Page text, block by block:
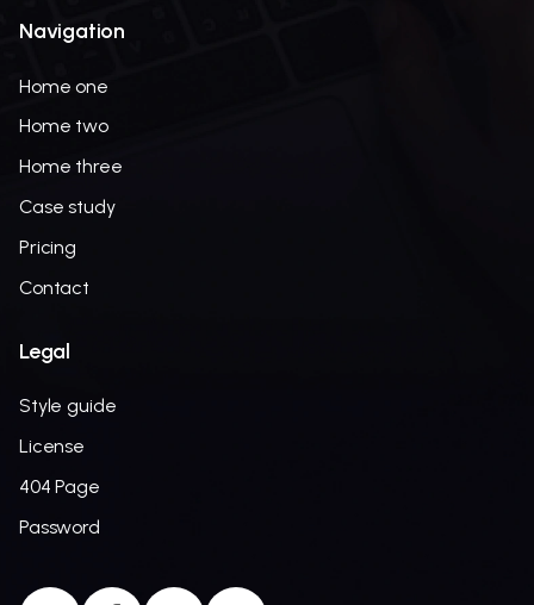
Navigation
Home one
Home two
Home three
Case study
Pricing
Contact
Legal
Style guide
License
404 Page
Password